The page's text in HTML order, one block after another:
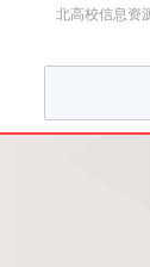
北高校信息资